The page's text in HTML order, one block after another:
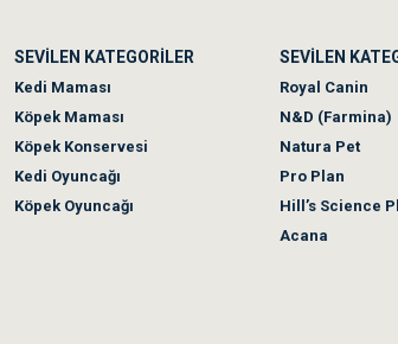
SEVİLEN KATEGORİLER
Kedi Maması
Köpek Maması
Köpek Konservesi
Kedi Oyuncağı
Köpek Oyuncağı
SEVİLEN
Royal Canin
N&D (Farmina)
Natura Pet
Pro Plan
Hill’s Science
Acana